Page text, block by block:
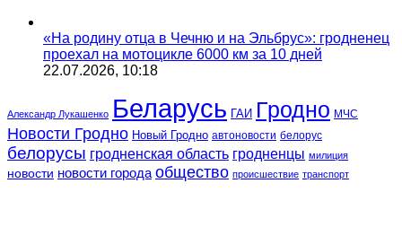
«На родину отца в Чечню и на Эльбрус»: гродненец
проехал на мотоцикле 6000 км за 10 дней
22.07.2026, 10:18
Александр Лукашенко Беларусь ГАИ Гродно МЧС
Новости Гродно Новый Гродно автоновости белорус
белорусы гродненская область гродненцы милиция
новости новости города общество происшествие транспорт